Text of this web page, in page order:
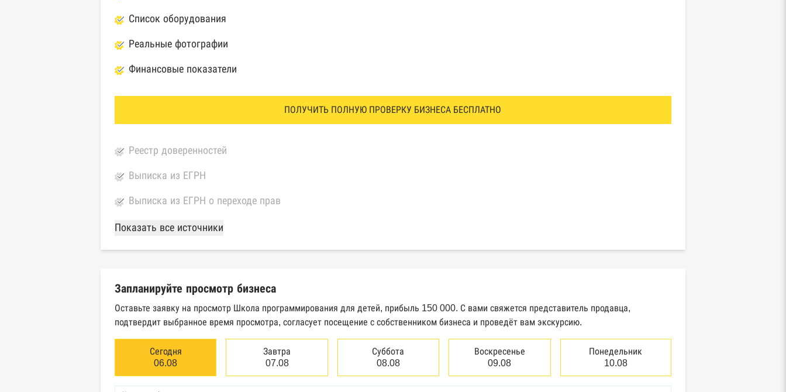
Список оборудования
Реальные фотографии
Финансовые показатели
ПОЛУЧИТЬ ПОЛНУЮ ПРОВЕРКУ БИЗНЕСА БЕСПЛАТНО
Реестр доверенностей
Выписка из ЕГРН
Выписка из ЕГРН о переходе прав
База Росстата
Реестры ЕГРЮЛ и ЕГРИП Федеральной налоговой службы России
Картотека арбитражных дел Высшего арбитражного суда
Единый федеральный реестр сведений о банкротстве юридических лиц
Единый федеральный реестр сведений о банкротстве физических лиц
Реестр товарных знаков и знаков обслуживания Роспатента
Показать все источники
Запланируйте просмотр бизнеса
Оставьте заявку на просмотр Школа программирования для детей, прибыль 150 000. С вами свяжется представитель продавца,
подтвердит выбранное время просмотра, согласует посещение с собственником бизнеса и проведёт вам экскурсию.
Сегодня
06.08
Завтра
07.08
Суббота
08.08
Воскресенье
09.08
Понедельник
10.08